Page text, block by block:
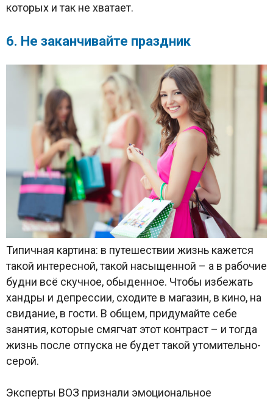
которых и так не хватает.
6. Не заканчивайте праздник
Типичная картина: в путешествии жизнь кажется
такой интересной, такой насыщенной – а в рабочие
будни всё скучное, обыденное. Чтобы избежать
хандры и депрессии, сходите в магазин, в кино, на
свидание, в гости. В общем, придумайте себе
занятия, которые смягчат этот контраст – и тогда
жизнь после отпуска не будет такой утомительно-
серой.
Эксперты ВОЗ признали эмоциональное